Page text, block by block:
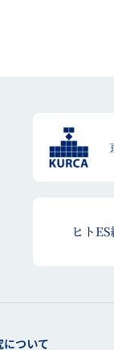
について